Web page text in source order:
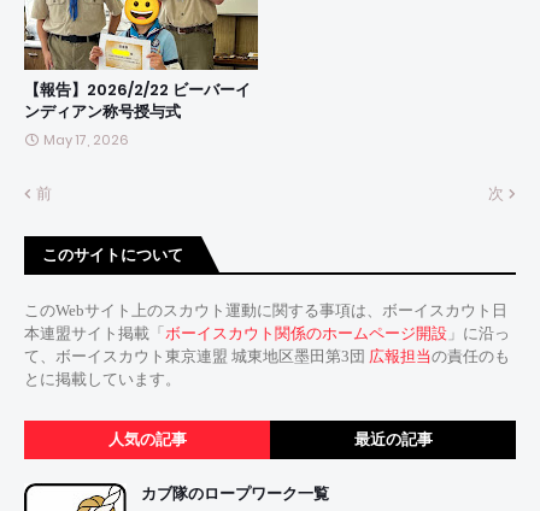
【報告】2026/2/22 ビーバーイ
ンディアン称号授与式
May 17, 2026
前 次
このサイトについて
このWebサイト上のスカウト運動に関する事項は、ボーイスカウト日
本連盟サイト掲載「 ボーイスカウト関係のホームページ開設 」に沿っ
て、ボーイスカウト東京連盟 城東地区墨田第3団 広報担当の責任のも
とに掲載しています。
人気の記事 最近の記事
カブ隊のロープワーク一覧